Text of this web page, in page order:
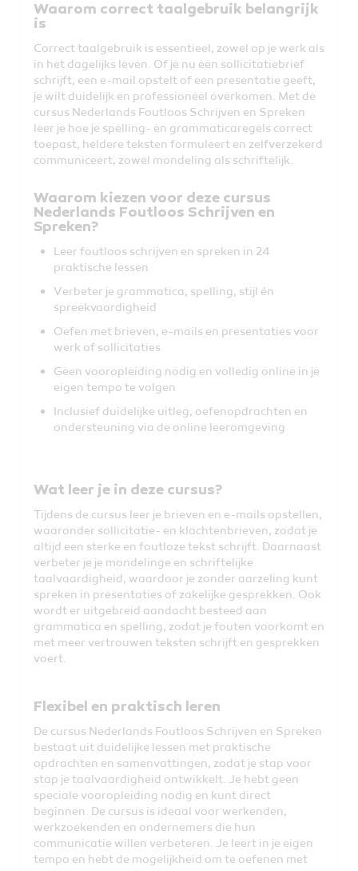
Waarom correct taalgebruik belangrijk
is
Correct taalgebruik is essentieel, zowel op je werk als
in het dagelijks leven. Of je nu een sollicitatiebrief
schrijft, een e-mail opstelt of een presentatie geeft,
je wilt duidelijk en professioneel overkomen. Met de
cursus Nederlands Foutloos Schrijven en Spreken
leer je hoe je spelling- en grammaticaregels correct
toepast, heldere teksten formuleert en zelfverzekerd
communiceert, zowel mondeling als schriftelijk.
Waarom kiezen voor deze cursus
Nederlands Foutloos Schrijven en
Spreken?
Leer foutloos schrijven en spreken in 24
praktische lessen
Verbeter je grammatica, spelling, stijl én
spreekvaardigheid
Oefen met brieven, e-mails en presentaties voor
werk of sollicitaties
Geen vooropleiding nodig en volledig online in je
eigen tempo te volgen
Inclusief duidelijke uitleg, oefenopdrachten en
ondersteuning via de online leeromgeving
Wat leer je in deze cursus?
Tijdens de cursus leer je brieven en e-mails opstellen,
waaronder sollicitatie- en klachtenbrieven, zodat je
altijd een sterke en foutloze tekst schrijft. Daarnaast
verbeter je je mondelinge en schriftelijke
taalvaardigheid, waardoor je zonder aarzeling kunt
spreken in presentaties of zakelijke gesprekken. Ook
wordt er uitgebreid aandacht besteed aan
grammatica en spelling, zodat je fouten voorkomt en
met meer vertrouwen teksten schrijft en gesprekken
voert.
Flexibel en praktisch leren
De cursus Nederlands Foutloos Schrijven en Spreken
bestaat uit duidelijke lessen met praktische
opdrachten en samenvattingen, zodat je stap voor
stap je taalvaardigheid ontwikkelt. Je hebt geen
speciale vooropleiding nodig en kunt direct
beginnen. De cursus is ideaal voor werkenden,
werkzoekenden en ondernemers die hun
communicatie willen verbeteren. Je leert in je eigen
tempo en hebt de mogelijkheid om te oefenen met